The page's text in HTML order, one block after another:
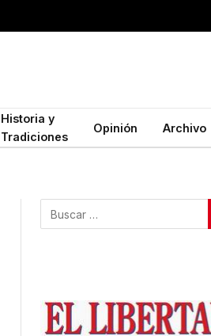
Historia y
Tradiciones
Opinión Archivo